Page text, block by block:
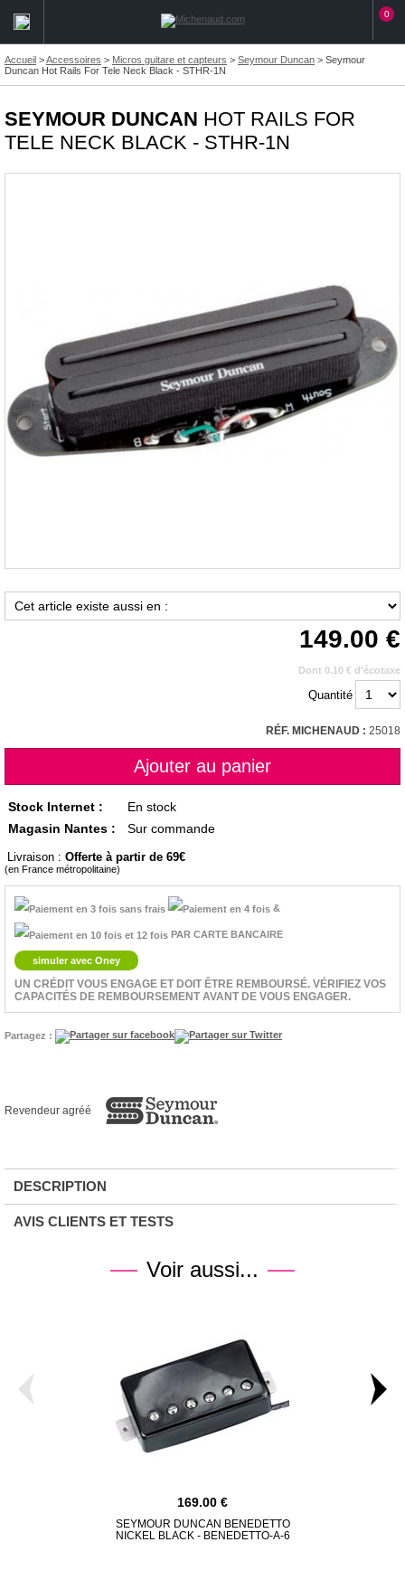
0
Accueil >Accessoires > Micros guitare et capteurs > Seymour Duncan > Seymour
Duncan Hot Rails For Tele Neck Black - STHR-1N
SEYMOUR DUNCAN HOT RAILS FOR
TELE NECK BLACK - STHR-1N
149.00
Dont 0.10 € d'écotaxe
Quantité
RÉF. MICHENAUD : 25018
Stock Internet :
En stock
Magasin Nantes :
Sur commande
Livraison : Offerte à partir de 69
(en France métropolitaine)
&
PAR CARTE BANCAIRE
simuler avec Oney
UN CRÉDIT VOUS ENGAGE ET DOIT ÊTRE REMBOURSÉ. VÉRIFIEZ VOS
CAPACITÉS DE REMBOURSEMENT AVANT DE VOUS ENGAGER.
Partagez :
Revendeur agréé
DESCRIPTION
AVIS CLIENTS ET TESTS
Voir aussi...
169.00
SEYMOUR DUNCAN BENEDETTO
NICKEL BLACK - BENEDETTO-A-6